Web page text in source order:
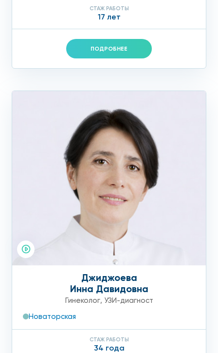
СТАЖ РАБОТЫ
17 лет
ПОДРОБНЕЕ
Джиджоева
Инна Давидовна
Гинеколог, УЗИ-диагност
Новаторская
СТАЖ РАБОТЫ
34 года